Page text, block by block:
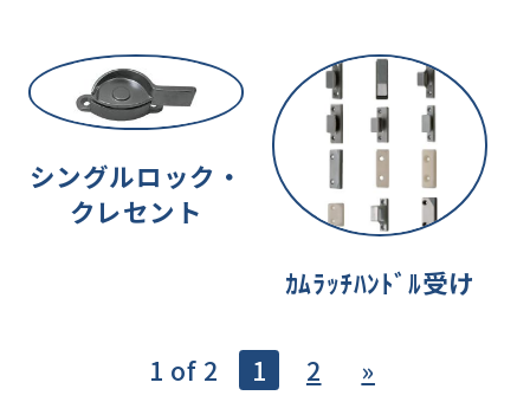
シングルロック・
クレセント
ｶﾑﾗｯﾁﾊﾝﾄﾞﾙ受け
1 of 2 1 2 »